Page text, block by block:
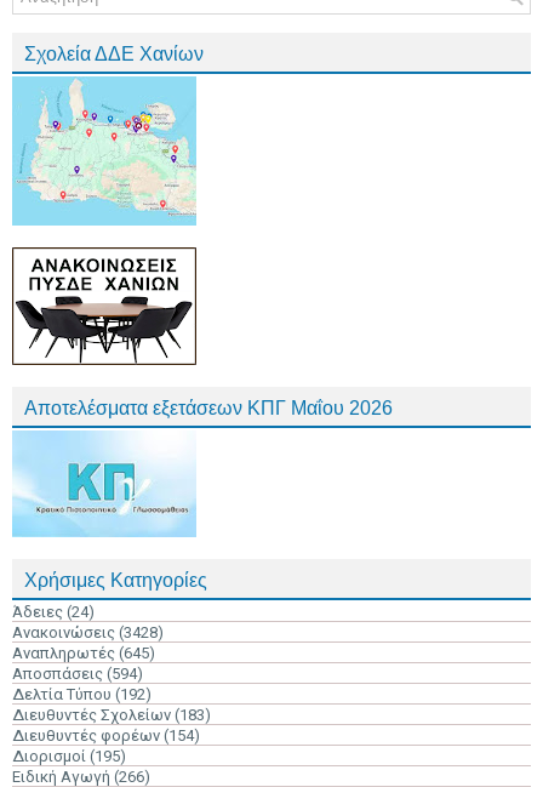
Σχολεία ΔΔΕ Χανίων
Αποτελέσματα εξετάσεων ΚΠΓ Μαΐου 2026
Χρήσιμες Κατηγορίες
Άδειες (24)
Ανακοινώσεις (3428)
Αναπληρωτές (645)
Αποσπάσεις (594)
Δελτία Τύπου (192)
Διευθυντές Σχολείων (183)
Διευθυντές φορέων (154)
Διορισμοί (195)
Ειδική Αγωγή (266)